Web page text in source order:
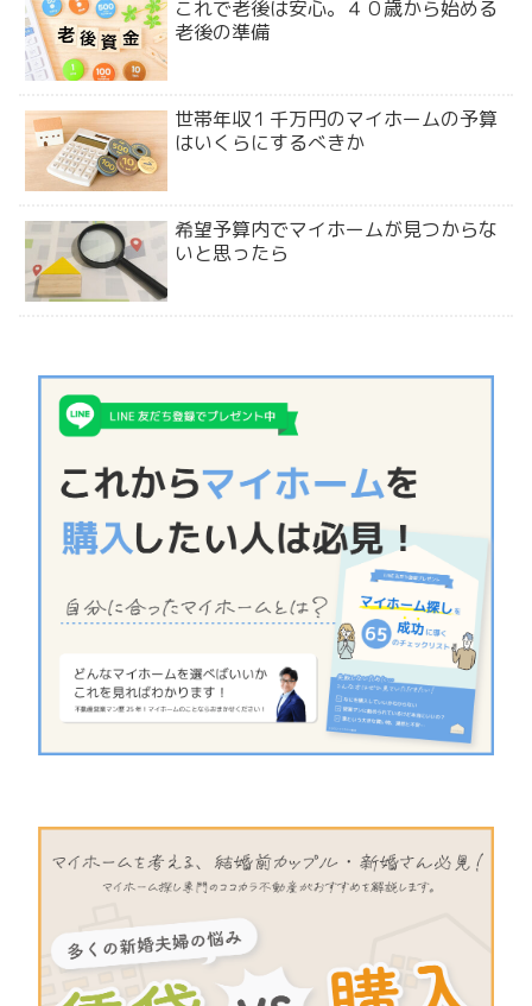
これで老後は安心。４０歳から始める
老後の準備
世帯年収１千万円のマイホームの予算
はいくらにするべきか
希望予算内でマイホームが見つからな
いと思ったら